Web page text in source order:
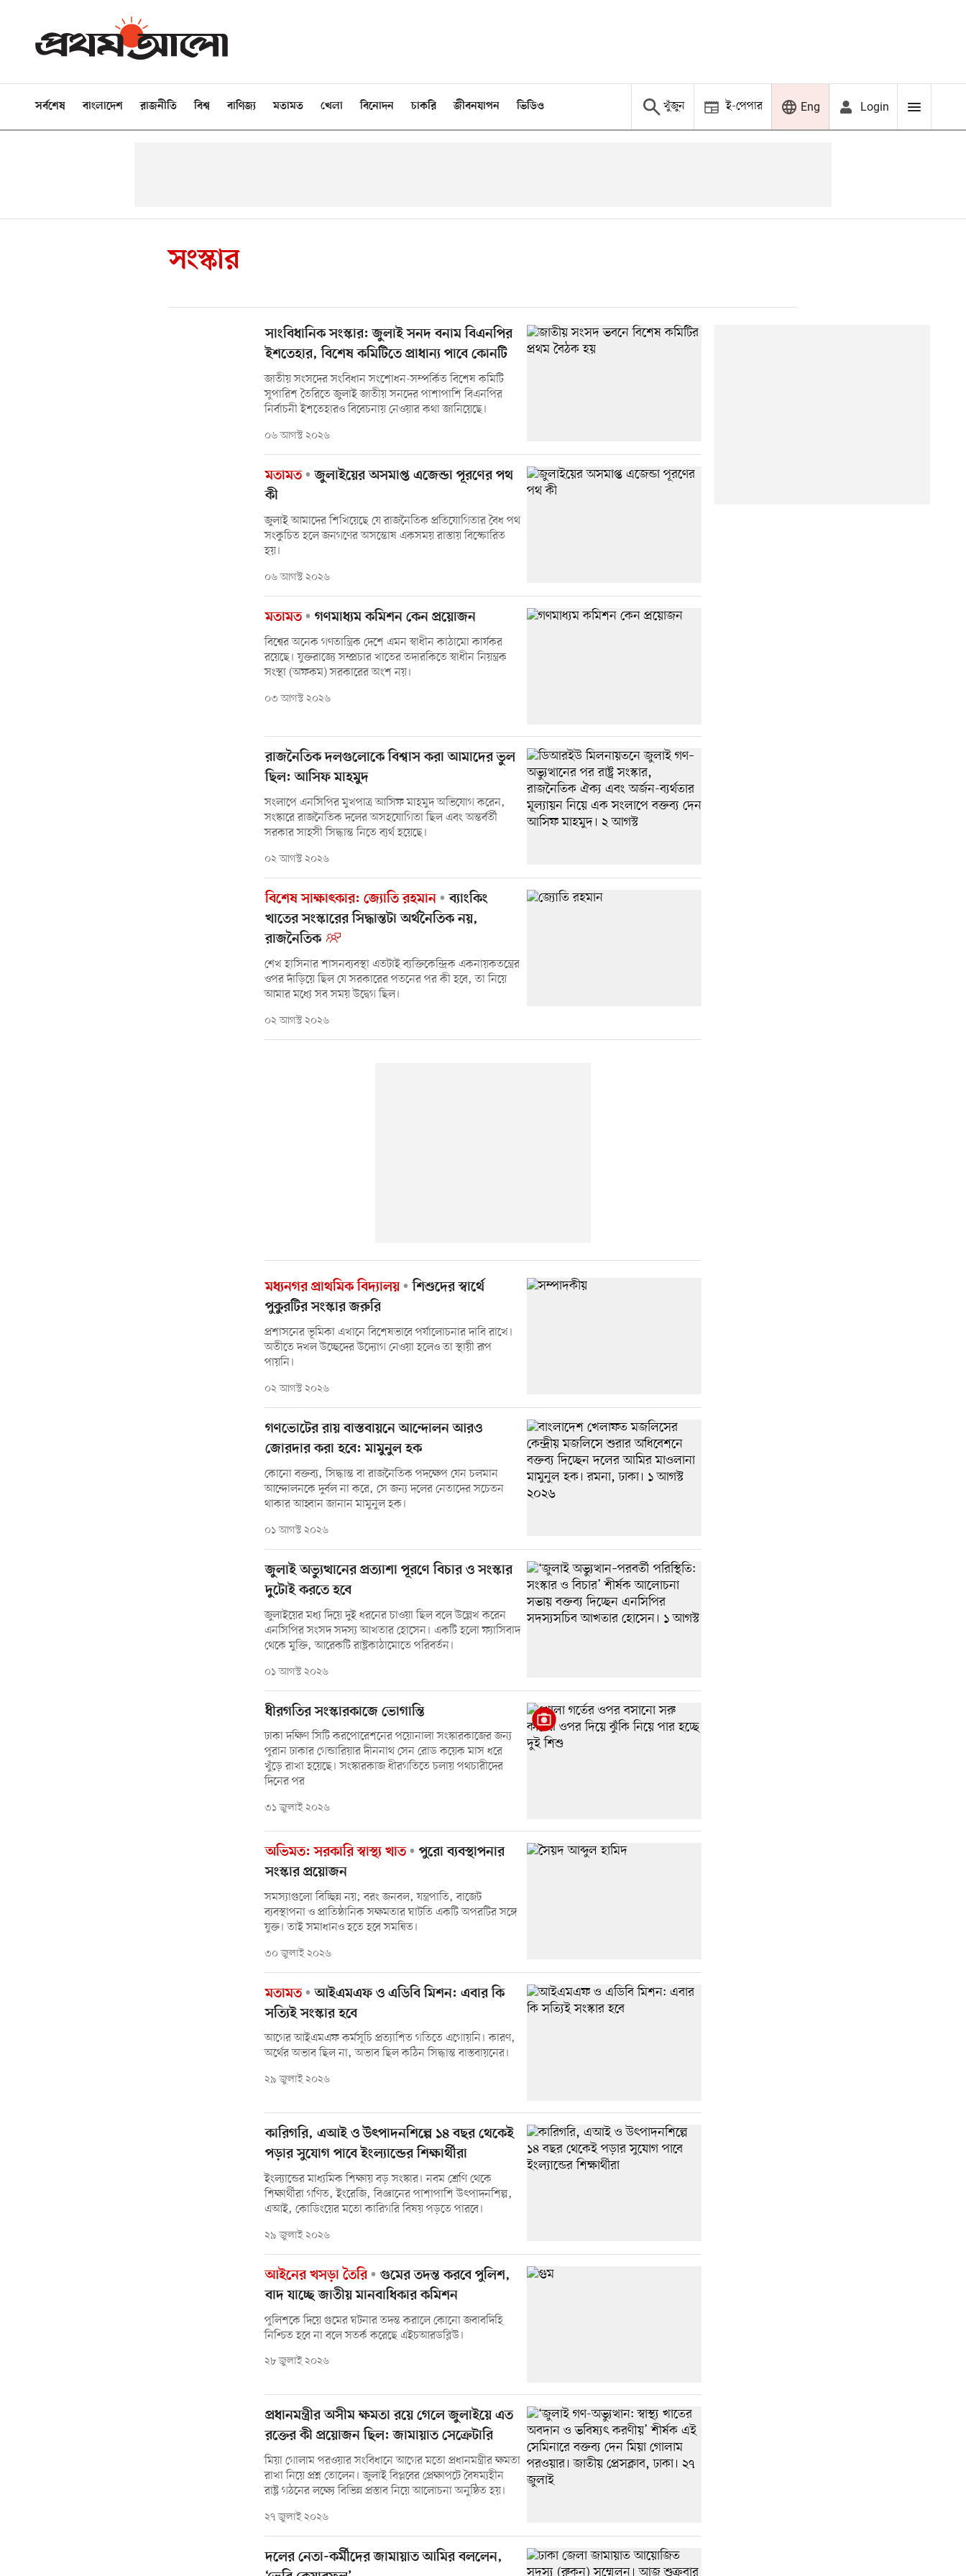
সর্বশেষ বাংলাদেশ রাজনীতি বিশ্ব বাণিজ্য মতামত খেলা বিনোদন চাকরি জীবনযাপন ভিডিও খুঁজুন ই-পেপার Eng Login
সংস্কার
সাংবিধানিক সংস্কার: জুলাই সনদ বনাম বিএনপির
ইশতেহার, বিশেষ কমিটিতে প্রাধান্য পাবে কোনটি
জাতীয় সংসদের সংবিধান সংশোধন-সম্পর্কিত বিশেষ কমিটি
সুপারিশ তৈরিতে জুলাই জাতীয় সনদের পাশাপাশি বিএনপির
নির্বাচনী ইশতেহারও বিবেচনায় নেওয়ার কথা জানিয়েছে।
০৬ আগস্ট ২০২৬
মতামত
জুলাইয়ের অসমাপ্ত এজেন্ডা পূরণের পথ
কী
জুলাই আমাদের শিখিয়েছে যে রাজনৈতিক প্রতিযোগিতার বৈধ পথ
সংকুচিত হলে জনগণের অসন্তোষ একসময় রাস্তায় বিস্ফোরিত
হয়।
০৬ আগস্ট ২০২৬
মতামত গণমাধ্যম কমিশন কেন প্রয়োজন
বিশ্বের অনেক গণতান্ত্রিক দেশে এমন স্বাধীন কাঠামো কার্যকর
রয়েছে। যুক্তরাজ্যে সম্প্রচার খাতের তদারকিতে স্বাধীন নিয়ন্ত্রক
সংস্থা (অফকম) সরকারের অংশ নয়।
০৩ আগস্ট ২০২৬
রাজনৈতিক দলগুলোকে বিশ্বাস করা আমাদের ভুল
ছিল: আসিফ মাহমুদ
সংলাপে এনসিপির মুখপাত্র আসিফ মাহমুদ অভিযোগ করেন,
সংস্কারে রাজনৈতিক দলের অসহযোগিতা ছিল এবং অন্তর্বর্তী
সরকার সাহসী সিদ্ধান্ত নিতে ব্যর্থ হয়েছে।
০২ আগস্ট ২০২৬
বিশেষ সাক্ষাৎকার: জ্যোতি রহমান
ব্যাংকিং
খাতের সংস্কারের সিদ্ধান্তটা অর্থনৈতিক নয়,
রাজনৈতিক
শেখ হাসিনার শাসনব্যবস্থা এতটাই ব্যক্তিকেন্দ্রিক একনায়কতন্ত্রের
ওপর দাঁড়িয়ে ছিল যে সরকারের পতনের পর কী হবে, তা নিয়ে
আমার মধ্যে সব সময় উদ্বেগ ছিল।
০২ আগস্ট ২০২৬
মধ্যনগর প্রাথমিক বিদ্যালয়
শিশুদের স্বার্থে
পুকুরটির সংস্কার জরুরি
প্রশাসনের ভূমিকা এখানে বিশেষভাবে পর্যালোচনার দাবি রাখে।
অতীতে দখল উচ্ছেদের উদ্যোগ নেওয়া হলেও তা স্থায়ী রূপ
পায়নি।
০২ আগস্ট ২০২৬
গণভোটের রায় বাস্তবায়নে আন্দোলন আরও
জোরদার করা হবে: মামুনুল হক
কোনো বক্তব্য, সিদ্ধান্ত বা রাজনৈতিক পদক্ষেপ যেন চলমান
আন্দোলনকে দুর্বল না করে, সে জন্য দলের নেতাদের সচেতন
থাকার আহ্বান জানান মামুনুল হক।
০১ আগস্ট ২০২৬
জুলাই অভ্যুত্থানের প্রত্যাশা পূরণে বিচার ও সংস্কার
দুটোই করতে হবে
জুলাইয়ের মধ্য দিয়ে দুই ধরনের চাওয়া ছিল বলে উল্লেখ করেন
এনসিপির সংসদ সদস্য আখতার হোসেন। একটি হলো ফ্যাসিবাদ
থেকে মুক্তি, আরেকটি রাষ্ট্রকাঠামোতে পরিবর্তন।
০১ আগস্ট ২০২৬
ধীরগতির সংস্কারকাজে ভোগান্তি
ঢাকা দক্ষিণ সিটি করপোরেশনের পয়োনালা সংস্কারকাজের জন্য
পুরান ঢাকার গেন্ডারিয়ার দীননাথ সেন রোড কয়েক মাস ধরে
খুঁড়ে রাখা হয়েছে। সংস্কারকাজ ধীরগতিতে চলায় পথচারীদের
দিনের পর
৩১ জুলাই ২০২৬
অভিমত: সরকারি স্বাস্থ্য খাত
পুরো ব্যবস্থাপনার
সংস্কার প্রয়োজন
সমস্যাগুলো বিচ্ছিন্ন নয়; বরং জনবল, যন্ত্রপাতি, বাজেট
ব্যবস্থাপনা ও প্রাতিষ্ঠানিক সক্ষমতার ঘাটতি একটি অপরটির সঙ্গে
যুক্ত। তাই সমাধানও হতে হবে সমন্বিত।
৩০ জুলাই ২০২৬
মতামত
আইএমএফ ও এডিবি মিশন: এবার কি
সত্যিই সংস্কার হবে
আগের আইএমএফ কর্মসূচি প্রত্যাশিত গতিতে এগোয়নি। কারণ,
অর্থের অভাব ছিল না, অভাব ছিল কঠিন সিদ্ধান্ত বাস্তবায়নের।
২৯ জুলাই ২০২৬
কারিগরি, এআই ও উৎপাদনশিল্পে ১৪ বছর থেকেই
পড়ার সুযোগ পাবে ইংল্যান্ডের শিক্ষার্থীরা
ইংল্যান্ডের মাধ্যমিক শিক্ষায় বড় সংস্কার। নবম শ্রেণি থেকে
শিক্ষার্থীরা গণিত, ইংরেজি, বিজ্ঞানের পাশাপাশি উৎপাদনশিল্প,
এআই, কোডিংয়ের মতো কারিগরি বিষয় পড়তে পারবে।
২৯ জুলাই ২০২৬
আইনের খসড়া তৈরি
গুমের তদন্ত করবে পুলিশ,
বাদ যাচ্ছে জাতীয় মানবাধিকার কমিশন
পুলিশকে দিয়ে গুমের ঘটনার তদন্ত করালে কোনো জবাবদিহি
নিশ্চিত হবে না বলে সতর্ক করেছে এইচআরডব্লিউ।
২৮ জুলাই ২০২৬
প্রধানমন্ত্রীর অসীম ক্ষমতা রয়ে গেলে জুলাইয়ে এত
রক্তের কী প্রয়োজন ছিল: জামায়াত সেক্রেটারি
মিয়া গোলাম পরওয়ার সংবিধানে আগের মতো প্রধানমন্ত্রীর ক্ষমতা
রাখা নিয়ে প্রশ্ন তোলেন। জুলাই বিপ্লবের প্রেক্ষাপটে বৈষম্যহীন
রাষ্ট্র গঠনের লক্ষ্যে বিভিন্ন প্রস্তাব নিয়ে আলোচনা অনুষ্ঠিত হয়।
২৭ জুলাই ২০২৬
দলের নেতা-কর্মীদের জামায়াত আমির বললেন,